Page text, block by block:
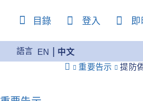
目錄 登入
語言 EN
中文
重要告示
提防